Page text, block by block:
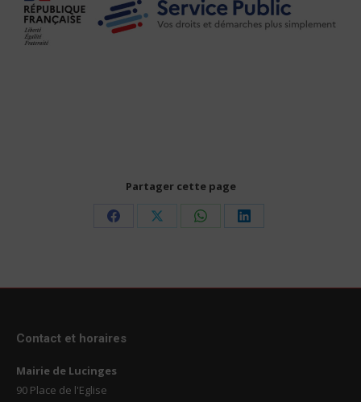
Partager cette page
Share
Share
Share
Share
Contact et horaires
Mairie de Lucinges
90 Place de l'Eglise